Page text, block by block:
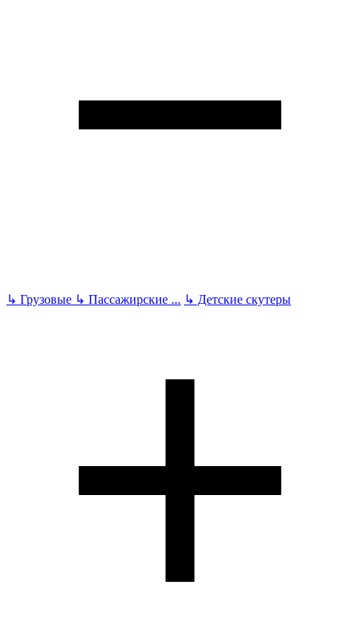
↳ Грузовые ↳ Пассажирские ... ↳ Детские скутеры